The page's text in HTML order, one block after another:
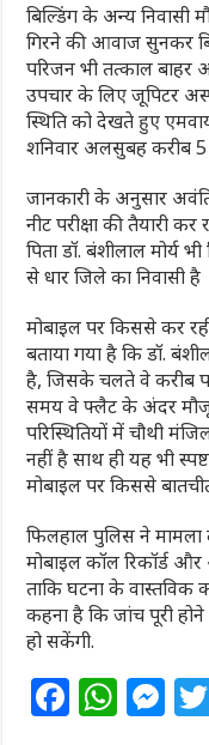
बिल्डिंग के अन्य निवासी
गिरने की आवाज सुनकर
परिजन भी तत्काल
उपचार के लिए जूपिटर
स्थिति को देखते हुए
शनिवार अलसुबह करीब
जानकारी के अनुसार
नीट परीक्षा की तैयारी
पिता डॉ. बंशीलाल मोर्य
से धार जिले का निवासी है
मोबाइल पर किससे कर
बताया गया है कि डॉ.
है, जिसके चलते वे करीब
समय वे फ्लैट के अंदर
परिस्थितियों में चौथी
नहीं है साथ ही यह भी
मोबाइल पर किससे
फिलहाल पुलिस ने मामला
मोबाइल कॉल रिकॉर्ड
ताकि घटना के वास्तविक
कहना है कि जांच पूरी होने
हो सकेंगी.
F W M